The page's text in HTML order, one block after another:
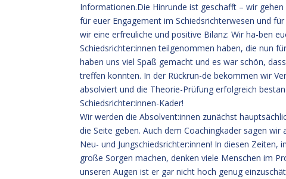
Informationen.Die Hinrunde ist geschafft – wir
für euer Engagement im Schiedsrichterwesen und
wir eine erfreuliche und positive Bilanz: Wir ha-ben
Schiedsrichter:innen teilgenommen haben, die nun
haben uns viel Spaß gemacht und es war schön,
treffen konnten. In der Rückrun-de bekommen wir
absolviert und die Theorie-Prüfung erfolgreich
Schiedsrichter:innen-Kader!
Wir werden die Absolvent:innen zunächst
die Seite geben. Auch dem Coachingkader sagen
Neu- und Jungschiedsrichter:innen! In diesen
große Sorgen machen, denken viele Menschen im
unseren Augen ist er gar nicht hoch genug